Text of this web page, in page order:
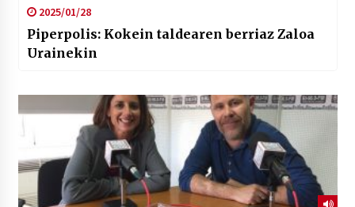
2025/01/28
Piperpolis: Kokein taldearen berriaz Zaloa
Urainekin